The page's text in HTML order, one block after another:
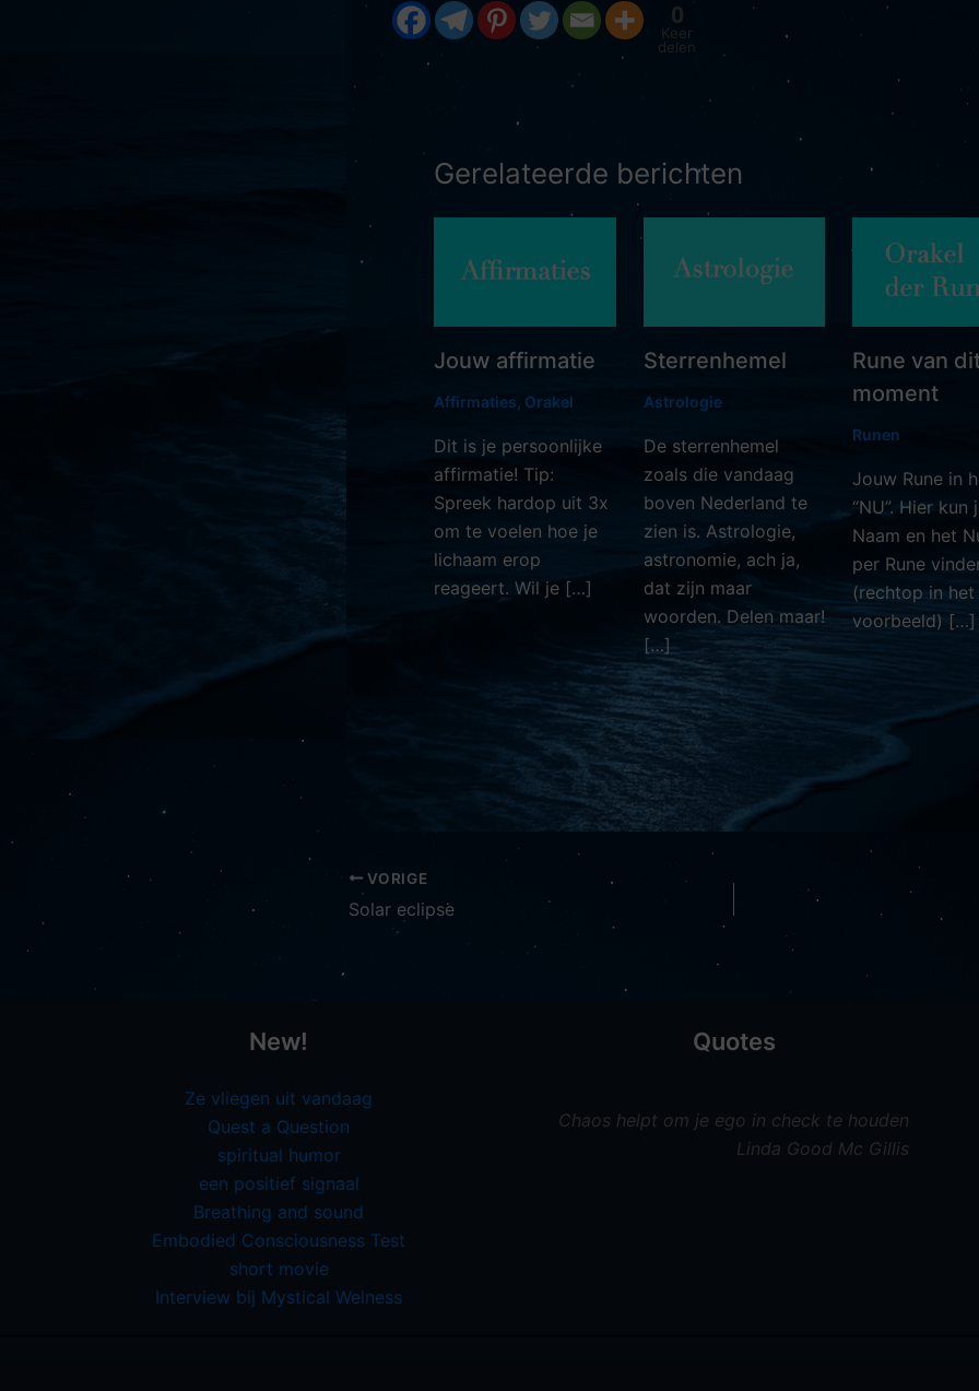
0
Keer
delen
Gerelateerde berichten
Jouw affirmatie
Affirmaties Orakel
Dit is je persoonlijke
affirmatie! Tip:
Spreek hardop uit 3x
om te voelen hoe je
lichaam erop
reageert. Wil je […]
Sterrenhemel
Astrologie
De sterrenhemel
zoals die vandaag
boven Nederland te
zien is. Astrologie,
astronomie, ach ja,
dat zijn maar
woorden. Delen maar!
[…]
Rune van
moment
Runen
Jouw Rune in
“NU”. Hier kun
Naam en het
per Rune
(rechtop in het
voorbeeld) […]
VORIGE
Solar eclipse
New!
Ze vliegen uit vandaag
Quest a Question
spiritual humor
een positief signaal
Breathing and sound
Embodied Consciousness Test
short movie
Interview bij Mystical Welness
Quotes
Chaos helpt om je ego in check te houden
Linda Good Mc Gillis